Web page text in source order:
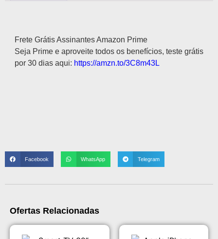
Frete Grátis Assinantes Amazon Prime
Seja Prime e aproveite todos os benefícios, teste grátis
por 30 dias aqui: https://amzn.to/3C8m43L
Facebook WhatsApp Telegram
Ofertas Relacionadas